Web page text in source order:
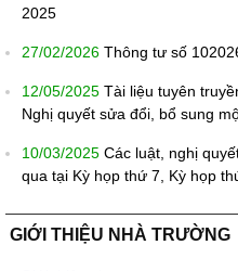
2025
27/02/2026 Thông tư số
12/05/2025 Tài liệu tuyên
Nghị quyết sửa đổi, bổ sung
10/03/2025 Các luật, nghị
qua tại Kỳ họp thứ 7, Kỳ họp
GIỚI THIỆU NHÀ TRƯỜNG